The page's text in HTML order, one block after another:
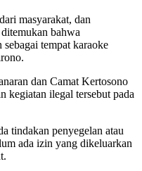
masyarakat, dan
bahwa
tempat karaoke
dan Camat Kertosono
kegiatan ilegal tersebut pada
tindakan penyegelan atau
ada izin yang dikeluarkan